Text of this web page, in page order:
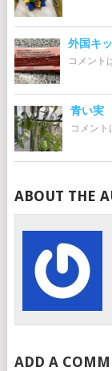
外国キ
コメント
青い実
コメント
ABOUT THE
ADD A